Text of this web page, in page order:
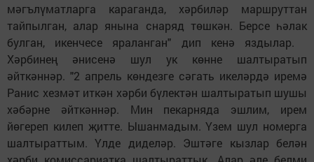
мәгълүматларга караганда, хәрбиләр маршруттан
тайпылган, алар янына снаряд төшкән. Берсе һәлак
булган, икенчесе яраланган" дип кенә яздылар.
Хәрбинең әнисенә шул ук көнне шалтыратып
әйткәннәр. "2 апрель көндезге сәгать икеләрдә иремә
Ранис хезмәт иткән хәрби бүлектән шалтыратып шушы
хәбәрне әйткәннәр. Мин пекарняда эшлим, ирем
йөгереп килеп җитте. Ышанмадым. Үзем шул номерга
шалтыраттым. Үлде диделәр. Эштәге кызлар белән